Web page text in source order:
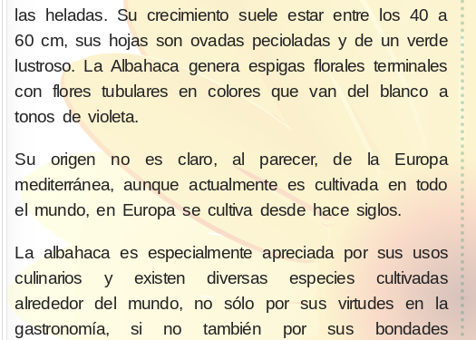
las heladas. Su crecimiento suele estar entre los 40 a
60 cm, sus hojas son ovadas pecioladas y de un verde
lustroso. La Albahaca genera espigas florales terminales
con flores tubulares en colores que van del blanco a
tonos de violeta.
Su origen no es claro, al parecer, de la Europa
mediterránea, aunque actualmente es cultivada en todo
el mundo, en Europa se cultiva desde hace siglos.
La albahaca es especialmente apreciada por sus usos
culinarios y existen diversas especies cultivadas
alrededor del mundo, no sólo por sus virtudes en la
gastronomía, si no también por sus bondades